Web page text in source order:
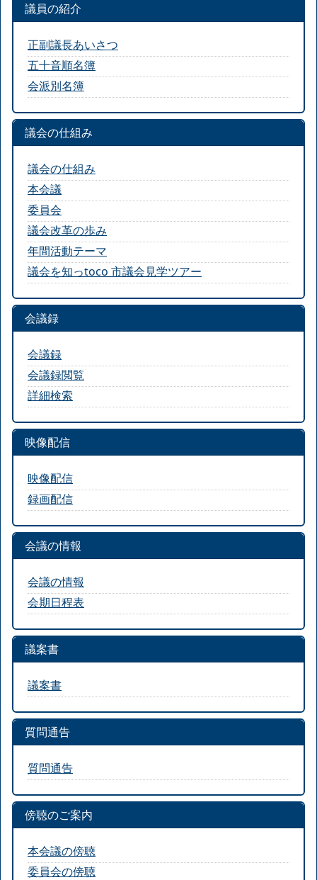
議員の紹介
正副議長あいさつ
五十音順名簿
会派別名簿
議会の仕組み
議会の仕組み
本会議
委員会
議会改革の歩み
年間活動テーマ
議会を知っtoco 市議会見学ツアー
会議録
会議録
会議録閲覧
詳細検索
映像配信
映像配信
録画配信
会議の情報
会議の情報
会期日程表
議案書
議案書
質問通告
質問通告
傍聴のご案内
本会議の傍聴
委員会の傍聴